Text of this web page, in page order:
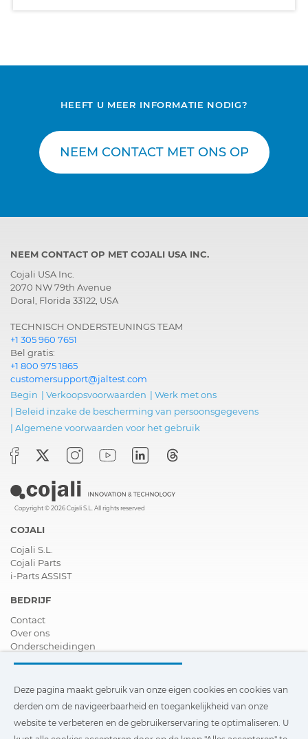
HEEFT U MEER INFORMATIE NODIG?
NEEM CONTACT MET ONS OP
NEEM CONTACT OP MET COJALI USA INC.
Cojali USA Inc.
2070 NW 79th Avenue
Doral, Florida 33122, USA
TECHNISCH ONDERSTEUNINGS TEAM
+1 305 960 7651
Bel gratis:
+1 800 975 1865
customersupport@jaltest.com
Begin | Verkoopsvoorwaarden | Werk met ons
| Beleid inzake de bescherming van persoonsgegevens
| Algemene voorwaarden voor het gebruik
Copyright © 2026 Cojali S.L. All rights reserved
COJALI
Cojali S.L.
Cojali Parts
i-Parts ASSIST
BEDRIJF
Contact
Over ons
Onderscheidingen
Verdeler worden
Nieuws
Video´s
FAQ - V&A
Deze pagina maakt gebruik van onze eigen cookies en cookies van
derden om de navigeerbaarheid en toegankelijkheid van onze
website te verbeteren en de gebruikerservaring te optimaliseren. U